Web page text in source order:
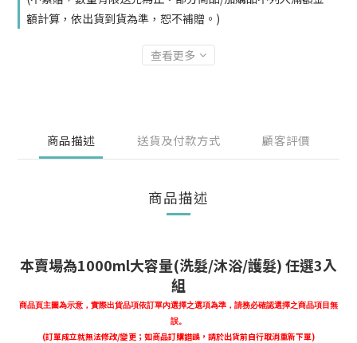
額計算，依出貨到貨為準，恕不補贈。)
查看更多
商品描述 送貨及付款方式 顧客評價
商品描述
本賣場為1000ml大容量(洗髮/沐浴/護髮) 任選3入
組
商品頁主圖為示意，實際出貨品項依訂單內選擇之選項為準， 請務必確認選擇之商品項目無
誤。
(訂單成立就無法修改/變更；如商品訂購錯誤，請於出貨前自行取消重新下單)